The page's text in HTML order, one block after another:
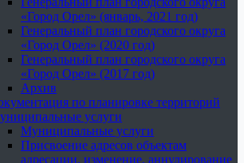
«Город Орел» (январь, 2021 год)
Генеральный план городского округа
«Город Орел» (2020 год)
Генеральный план городского округа
«Город Орел» (2017 год)
Архив
по планировке территорий
услуги
Муниципальные услуги
Присвоение адресов объектам
адресации, изменение, аннулирование